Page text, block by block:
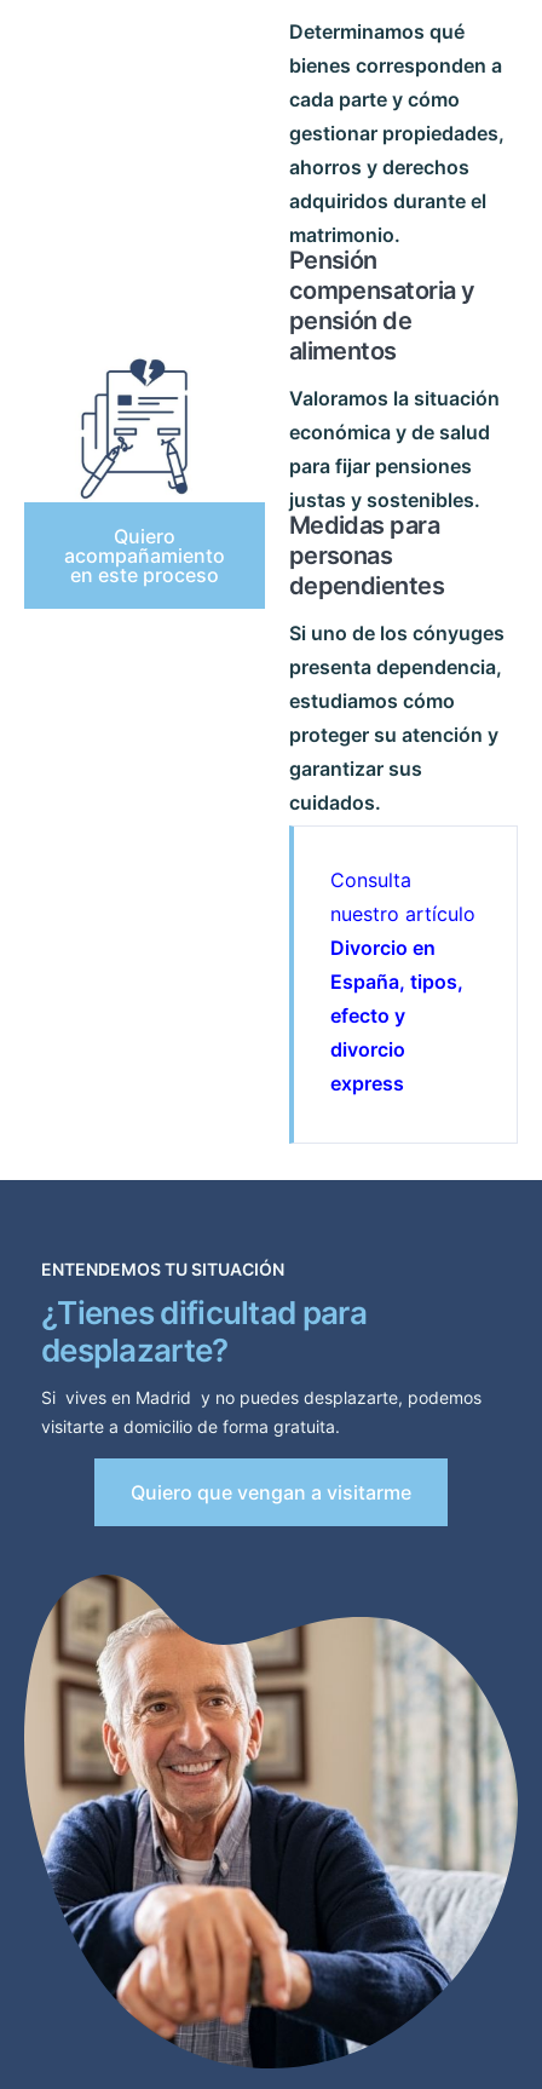
Quiero
acompañamiento
en este proceso
Determinamos qué
bienes corresponden a
cada parte y cómo
gestionar propiedades,
ahorros y derechos
adquiridos durante el
matrimonio.
Pensión
compensatoria y
pensión de
alimentos
Valoramos la situación
económica y de salud
para fijar pensiones
justas y sostenibles.
Medidas para
personas
dependientes
Si uno de los cónyuges
presenta dependencia,
estudiamos cómo
proteger su atención y
garantizar sus
cuidados.
Consulta
nuestro artículo
Divorcio en
España, tipos,
efecto y
divorcio
express
ENTENDEMOS TU SITUACIÓN
¿Tienes dificultad para
desplazarte?
Si vives en Madrid y no puedes desplazarte, podemos
visitarte a domicilio de forma gratuita.
Quiero que vengan a visitarme